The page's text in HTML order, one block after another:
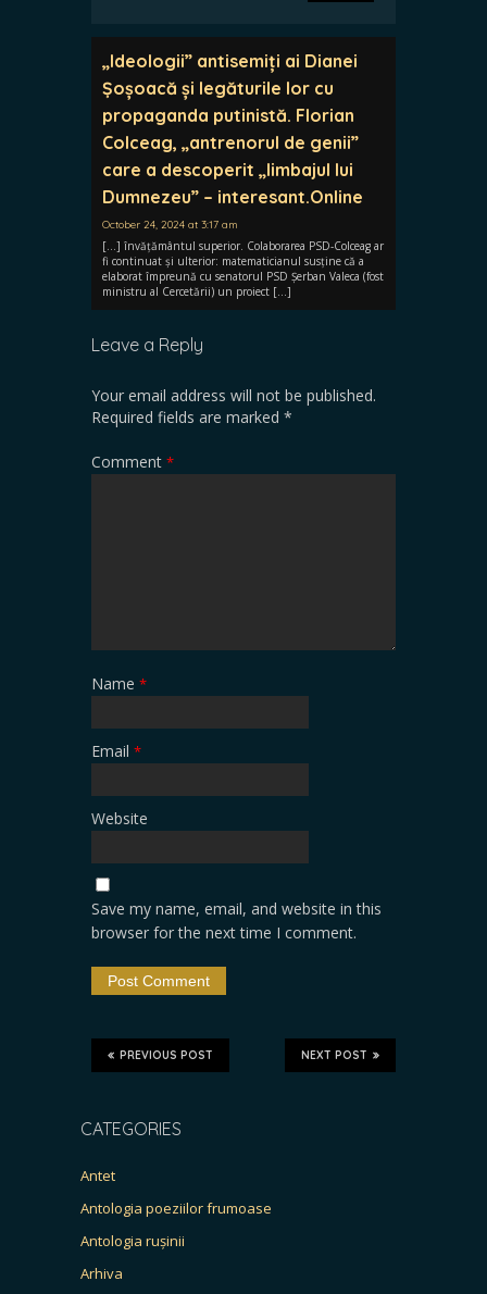
„Ideologii” antisemiți ai Dianei
Șoșoacă și legăturile lor cu
propaganda putinistă. Florian
Colceag, „antrenorul de genii”
care a descoperit „limbajul lui
Dumnezeu” – interesant.Online
October 24, 2024 at 3:17 am
[…] învățământul superior. Colaborarea PSD-Colceag ar
fi continuat și ulterior: matematicianul susține că a
elaborat împreună cu senatorul PSD Șerban Valeca (fost
ministru al Cercetării) un proiect […]
Leave a Reply
Your email address will not be published.
Required fields are marked *
Comment *
Name *
Email *
Website
Save my name, email, and website in this
browser for the next time I comment.
NEXT POST
PREVIOUS POST
CATEGORIES
Antet
Antologia poeziilor frumoase
Antologia rușinii
Arhiva